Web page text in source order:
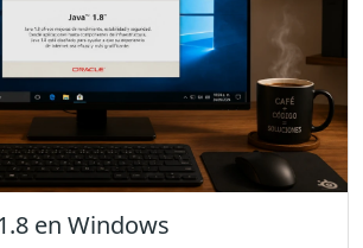
en Windows